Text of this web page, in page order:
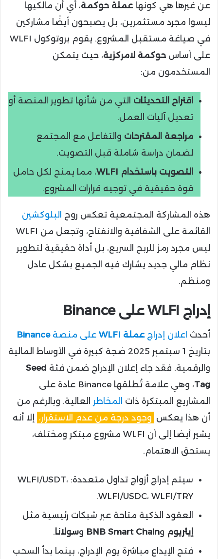
عن غيرها هي كونهاعملة حوكمة، أي أن مالكيها
ليسوا مجرد مستثمرين، بل يصبحون أيضًا مشاركين
في صياغة مستقبل المشروع. يقوم بروتوكول WLFI
على أساس حوكمة لامركزية، حيث يتمكن
المستخدمون من:
اقتراح التحديثات التي من شأنها تطوير المنصة أو
تعديل آليات العمل.
مراجعة المقترحات والتفاعل مع المجتمع
لضمان دراسة شاملة قبل التصويت.
التصويت باستخدام WLFI
، مما يمنح لكل حامل
قوة حقيقية في توجيه قرارات المشروع.
هذه المشاركة المجتمعية تعكس روح
البلوكشين
القائمة على الشفافية والانفتاح، وتجعل من WLFI
ليس مجرد رمز للربح السريع، بل أداة حقيقية لتطوير
نظام مالي جديد يشارك فيه الجميع بشكل عادل
ومنظم.
إدراج WLFI على Binance
أحدث اعلان إدراجعملة WLFI على منصةBinance
بتاريخ 1 سبتمبر 2025 ضجة كبيرة في الأوساط المالية
والرقمية. فقد جاء إعلان الإدراج ضمن فئة Seed
Tag
، وهي علامة تُطلقها Binance عادة على
المشاريع المبتكرة ذات المخاطر العالية. وبالرغم من
أن هذا يعكس وجود درجة من عدم الاستقرار،
إلا أنه
يشير أيضًا إلى أن WLFI مشروع مبتكر ومختلف،
يستحق الاهتمام.
سيتم إدراج أزواج تداول متعددة: WLFI/USDT،
WLFI/USDC، WLFI/TRY.
العقود الذكية متاحة عبر شبكات رئيسية مثل
إيثريوم وBNB Smart Chain وسولانا .
فتح الإيداع مباشرة يوم الإدراج، بينما بدأ السحب